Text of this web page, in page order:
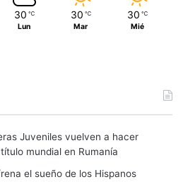
30 ℃
Lun
30 ℃
Mar
30 ℃
Mié
Juveniles vuelven a hacer
mundial en Rumanía
el sueño de los Hispanos